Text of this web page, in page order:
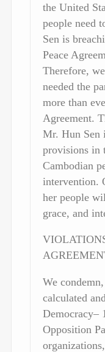
the United
people need
Sen is
Peace
Therefore,
needed the
more than
Agreement.
Mr. Hun Sen
provisions in
Cambodian
intervention.
her people
grace, and
We
calculated
Democracy–
Opposition